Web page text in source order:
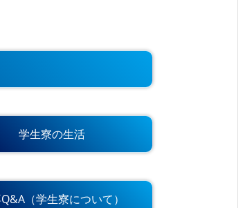
学生寮の生活
（学生寮について）